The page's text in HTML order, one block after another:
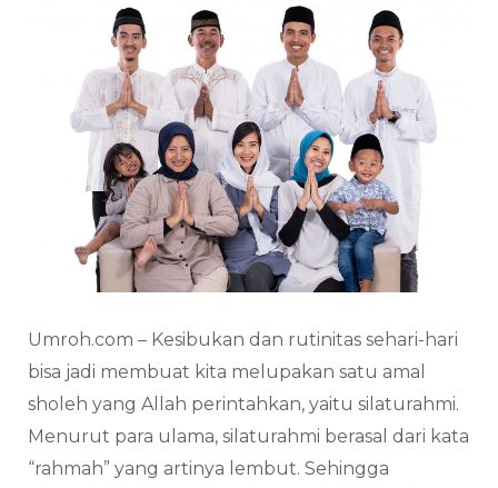
Umroh.com – Kesibukan dan rutinitas sehari-hari
bisa jadi membuat kita melupakan satu amal
sholeh yang Allah perintahkan, yaitu silaturahmi.
Menurut para ulama, silaturahmi berasal dari kata
“rahmah” yang artinya lembut. Sehingga